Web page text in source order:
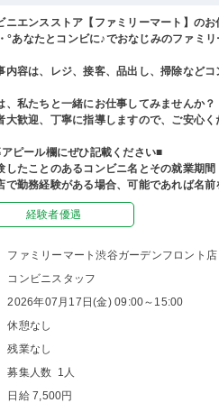
ニエンスストア【ファミリーマート】のお
あなたとコンビに♪でおなじみのファミ
内容は、レジ、接客、品出し、掃除などコ
、私たちと一緒にお仕事してみませんか？
大歓迎、丁寧に指導しますので、ご安心く
ピール欄にぜひ記載ください■
したことのあるコンビニ名とその就業期間
で勤務経験がある場合、可能であれば名
経験者優遇
ファミリーマート渋谷ガーデンフロント店
コンビニスタッフ
2026年07月17日(金) 09:00～15:00
休憩なし
残業なし
募集人数 1人
日給 7,500円